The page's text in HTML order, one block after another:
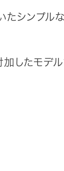
たシンプル
したモデル